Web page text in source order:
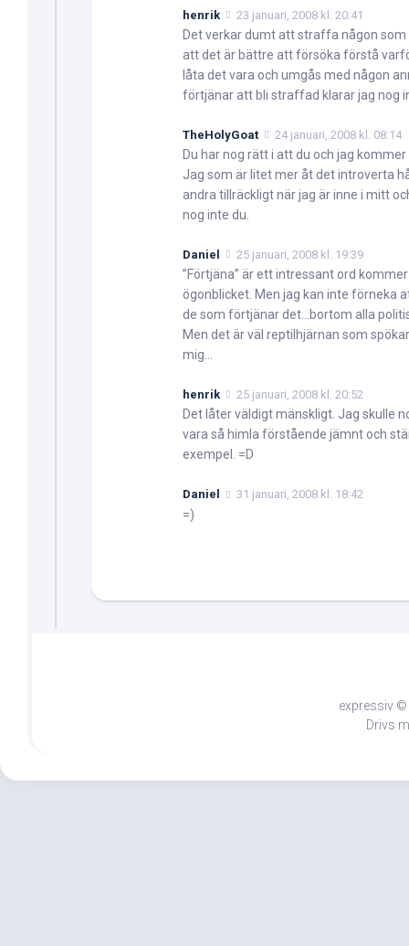
henrik 23 januari, 2008 kl. 20:41
Det verkar dumt att straffa någon som
att det är bättre att försöka förstå
låta det vara och umgås med någon
förtjänar att bli straffad klarar jag nog
TheHolyGoat 24 januari, 2008 kl. 08:14
Du har nog rätt i att du och jag
Jag som är litet mer åt det introverta
andra tillräckligt när jag är inne i mitt
nog inte du.
Daniel 25 januari, 2008 kl. 19:39
”Förtjäna” är ett intressant ord
ögonblicket. Men jag kan inte förneka
de som förtjänar det…bortom alla
Men det är väl reptilhjärnan som
mig…
henrik 25 januari, 2008 kl. 20:52
Det låter väldigt mänskligt. Jag skulle
vara så himla förstående jämnt och
exempel. =D
Daniel 31 januari, 2008 kl. 18:42
=)
expressiv ©
Drivs